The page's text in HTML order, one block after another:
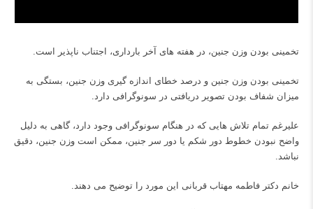
تخمینی بودن وزن جنین، در هفته های آخر بارداری، اجتناب ناپذیر است.
تخمینی بودن وزن جنین و درصد خطای اندازه گیری وزن جنین، بستگی به
میزان شفاف بودن تصویر دریافتی در سونوگرافی دارد.
علیرغم تمام تلاش هایی که در هنگام سونوگرافی وجود دارد، گاهی به دلیل
واضح نبودن خطوط دور شکم یا دور سر جنین، ممکن است وزن جنین، دقیق
نباشد.
خانم دکتر فاطمه مهتاب قربانی این مورد را توضیح می دهند.